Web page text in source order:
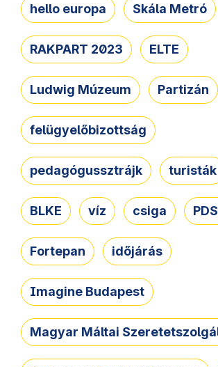
hello europa Skála Metró
RAKPART 2023 ELTE
Ludwig Múzeum Partizán
felügyelőbizottság
pedagógussztrájk turisták
BLKE víz csiga
Fortepan időjárás
Imagine Budapest
Magyar Máltai